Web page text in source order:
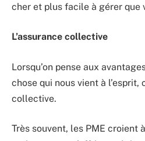
cher et plus facile à gérer que
L’assurance collective
Lorsqu’on pense aux
chose qui nous vient à l’esprit,
collective.
Très souvent, les PME croient